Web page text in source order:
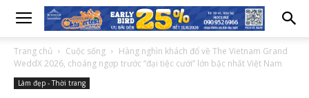
Trang chủ Cuộc sống
Hàng nghìn khách đổ về The Vietnam Grand
WeddX 2026, choáng ngợp trước “đại tiệc cưới” lớn bậc nhất Việt Nam
Làm đẹp - Thời trang